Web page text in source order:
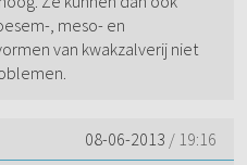
, meso- en
van kwakzalverij niet
08-06-2013 / 19:16